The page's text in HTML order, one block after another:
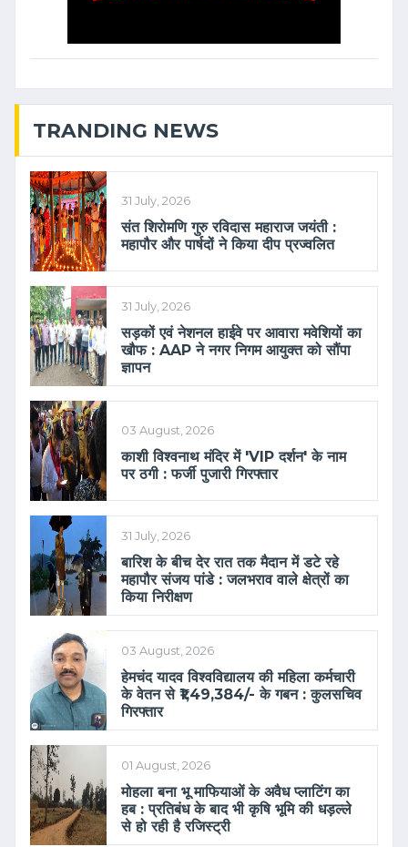
TRANDING NEWS
31 July, 2026
संत शिरोमणि गुरु रविदास महाराज जयंती :
महापौर और पार्षदों ने किया दीप प्रज्वलित
31 July, 2026
सड़कों एवं नेशनल हाईवे पर आवारा मवेशियों का
खौफ : AAP ने नगर निगम आयुक्त को सौंपा
ज्ञापन
03 August, 2026
काशी विश्वनाथ मंदिर में 'VIP दर्शन' के नाम
पर ठगी : फर्जी पुजारी गिरफ्तार
31 July, 2026
बारिश के बीच देर रात तक मैदान में डटे रहे
महापौर संजय पांडे : जलभराव वाले क्षेत्रों का
किया निरीक्षण
03 August, 2026
हेमचंद यादव विश्वविद्यालय की महिला कर्मचारी
के वेतन से ₹1,49,384/- के गबन : कुलसचिव
गिरफ्तार
01 August, 2026
मोहला बना भू माफियाओं के अवैध प्लाटिंग का
हब : प्रतिबंध के बाद भी कृषि भूमि की धड़ल्ले
से हो रही है रजिस्ट्री